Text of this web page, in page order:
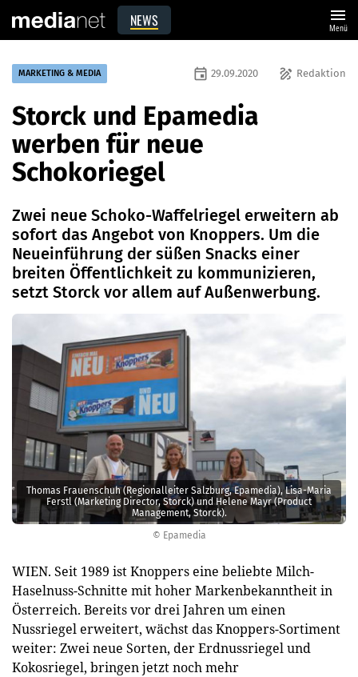
NEWS menu
Menü
© Epamedia
Thomas Frauenschuh (Regionalleiter Salzburg, Epamedia), Lisa-Maria
Ferstl (Marketing Director, Storck) und Helene Mayr (Product
Management, Storck).
MARKETING & MEDIA draw Redaktion
event 29.09.2020
Storck und Epamedia
werben für neue
Schokoriegel
Zwei neue Schoko-Waffelriegel erweitern ab
sofort das Angebot von Knoppers. Um die
Neueinführung der süßen Snacks einer
breiten Öffentlichkeit zu kommunizieren,
setzt Storck vor allem auf Außenwerbung.
WIEN. Seit 1989 ist Knoppers eine beliebte Milch-
Haselnuss-Schnitte mit hoher Markenbekanntheit in
Österreich. Bereits vor drei Jahren um einen
Nussriegel erweitert, wächst das Knoppers-Sortiment
weiter: Zwei neue Sorten, der Erdnussriegel und
Kokosriegel, bringen jetzt noch mehr